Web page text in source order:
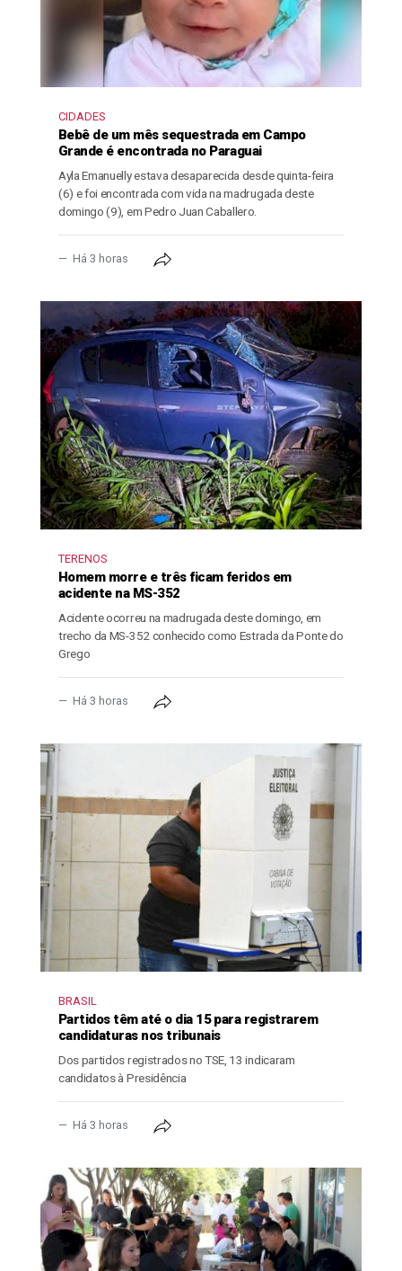
CIDADES
Bebê de um mês sequestrada em Campo
Grande é encontrada no Paraguai
Ayla Emanuelly estava desaparecida desde quinta-feira
(6) e foi encontrada com vida na madrugada deste
domingo (9), em Pedro Juan Caballero.
Há 3 horas
TERENOS
Homem morre e três ficam feridos em
acidente na MS-352
Acidente ocorreu na madrugada deste domingo, em
trecho da MS-352 conhecido como Estrada da Ponte do
Grego
Há 3 horas
BRASIL
Partidos têm até o dia 15 para registrarem
candidaturas nos tribunais
Dos partidos registrados no TSE, 13 indicaram
candidatos à Presidência
Há 3 horas